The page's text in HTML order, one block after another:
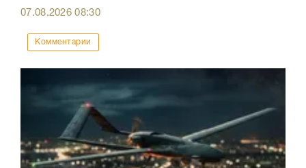
07.08.202608:30
Комментарии